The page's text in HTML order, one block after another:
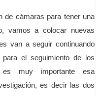
de cámaras para tener una
vamos a colocar nuevas
van a seguir continuando
el seguimiento de los
es muy importante esa
es decir las dos